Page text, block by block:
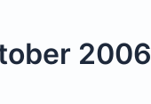
2006